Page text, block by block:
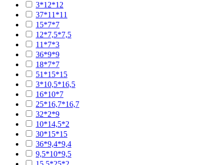
3*12*12
37*11*11
15*7*7
12*7,5*7,5
11*7*3
36*9*9
18*7*7
51*15*15
3*10,5*16,5
16*10*7
25*16,7*16,7
32*2*9
10*14,5*2
30*15*15
36*9,4*9,4
9,5*10*9,5